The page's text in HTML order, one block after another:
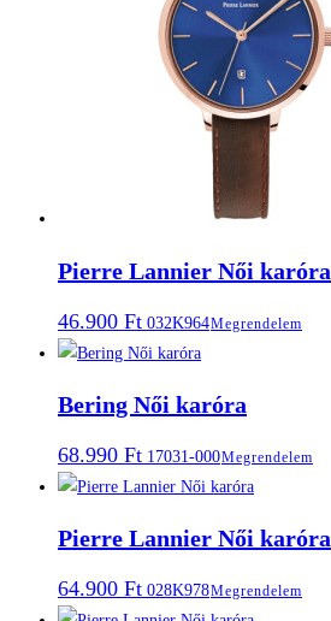
Pierre Lannier Női karóra
46.900 Ft 032K964Megrendelem
Bering Női karóra
68.990 Ft 17031-000Megrendelem
Pierre Lannier Női karóra
64.900 Ft 028K978Megrendelem